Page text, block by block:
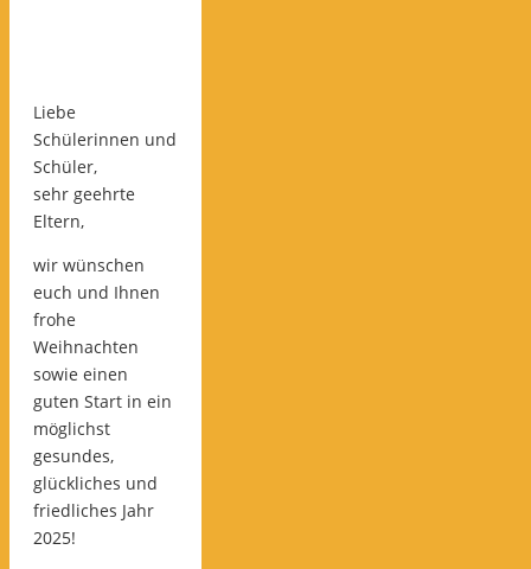
Liebe
Schülerinnen und
Schüler,
sehr geehrte
Eltern,
wir wünschen
euch und Ihnen
frohe
Weihnachten
sowie einen
guten Start in ein
möglichst
gesundes,
glückliches und
friedliches Jahr
2025!